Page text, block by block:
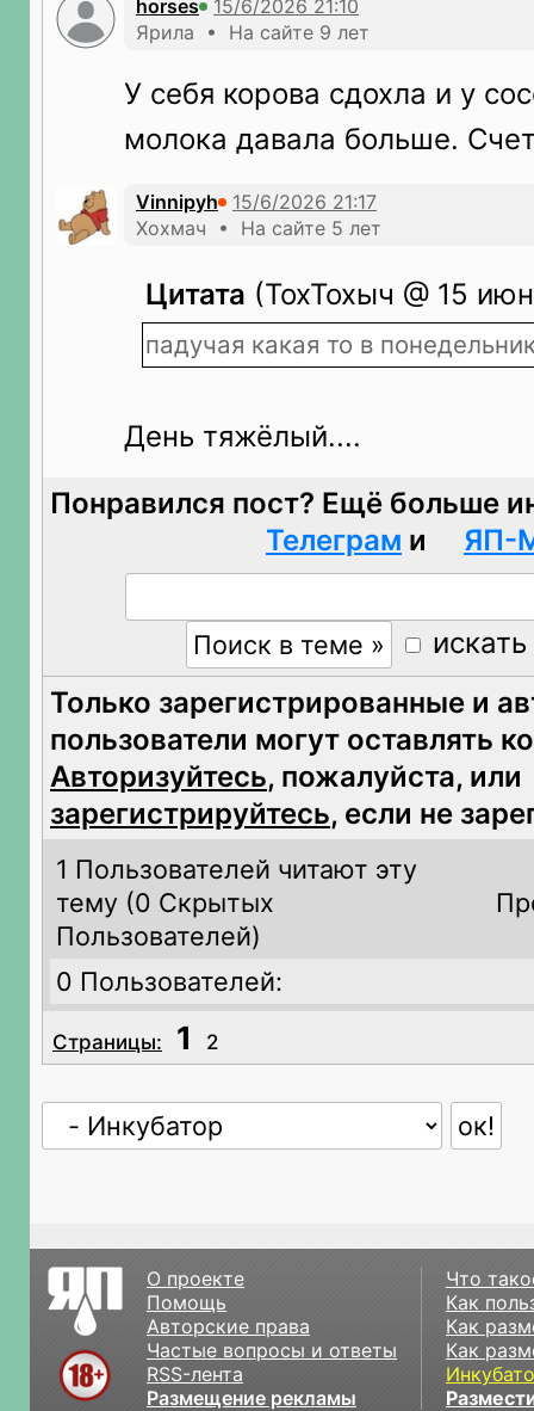
horses
Ярила • На сайте 9 лет
У себя корова сдохла и у
молока давала больше.
Vinnipyh
Хохмач • На сайте 5 лет
Цитата (ТохТохыч @ 15
падучая какая то в
День тяжёлый....
Понравился пост? Ещё больше
Телеграм и ЯП-
Только зарегистрированные и
пользователи могут оставлять
Авторизуйтесь, пожалуйста, или
зарегистрируйтесь, если не
1 Пользователей читают эту
тему (0 Скрытых
Пользователей)
0 Пользователей:
Страницы: 1 2
О проекте
Помощь
Авторские права
Частые вопросы и ответы
RSS-лента
Размещение рекламы
Что
Как
Как
Как